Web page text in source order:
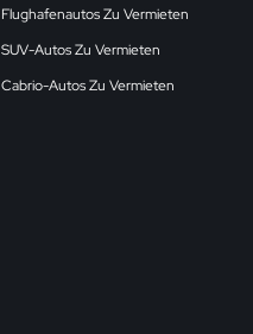
Flughafenautos Zu Vermieten
SUV-Autos Zu Vermieten
Cabrio-Autos Zu Vermieten